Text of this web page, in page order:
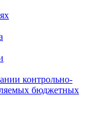
контрольно-
бюджетных